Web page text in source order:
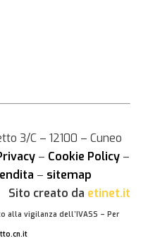
3/C – 12100 – Cuneo
– Cookie Policy –
– sitemap
Sito creato da etinet.it
alla vigilanza dell’IVASS – Per